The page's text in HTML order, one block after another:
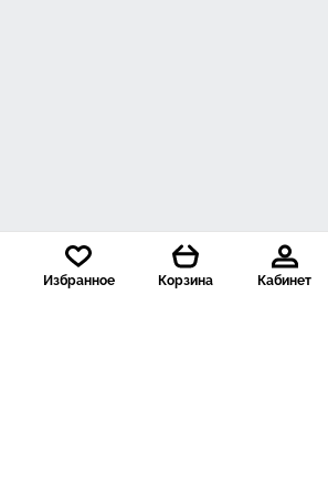
Избранное Корзина Кабинет